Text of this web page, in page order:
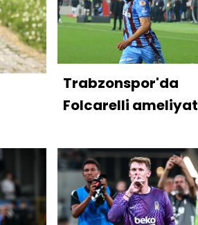
Trabzonspor'da
Folcarelli ameliyat